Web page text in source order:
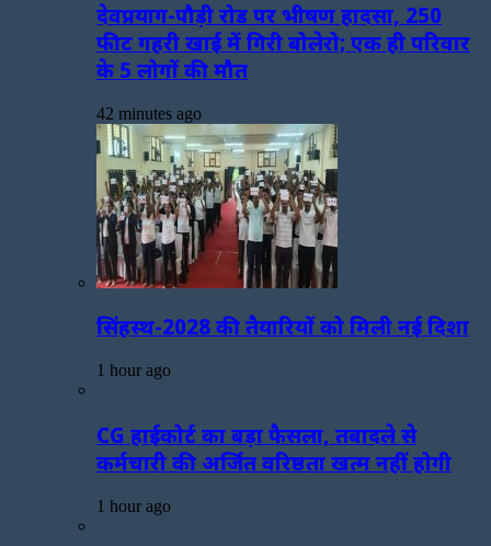
देवप्रयाग-पौड़ी रोड पर भीषण हादसा, 250
फीट गहरी खाई में गिरी बोलेरो; एक ही परिवार
के 5 लोगों की मौत
42 minutes ago
सिंहस्थ-2028 की तैयारियों को मिली नई दिशा
1 hour ago
CG हाईकोर्ट का बड़ा फैसला, तबादले से
कर्मचारी की अर्जित वरिष्ठता खत्म नहीं होगी
1 hour ago